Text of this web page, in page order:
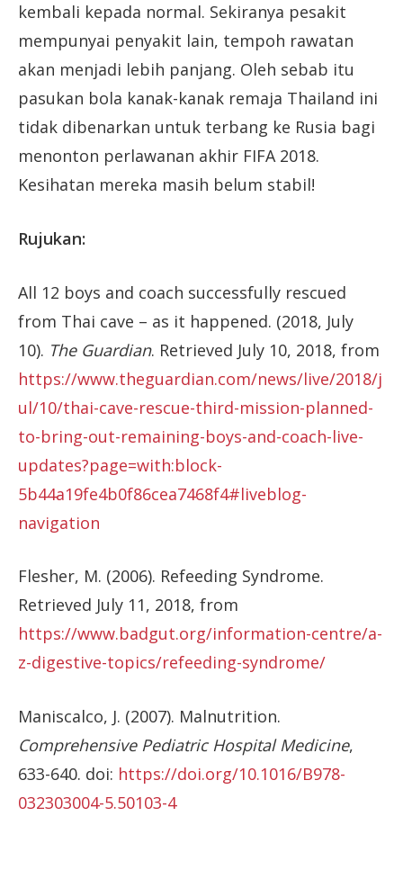
kembali kepada normal. Sekiranya pesakit
mempunyai penyakit lain, tempoh rawatan
akan menjadi lebih panjang. Oleh sebab itu
pasukan bola kanak-kanak remaja Thailand ini
tidak dibenarkan untuk terbang ke Rusia bagi
menonton perlawanan akhir FIFA 2018.
Kesihatan mereka masih belum stabil!
Rujukan:
All 12 boys and coach successfully rescued
from Thai cave – as it happened. (2018, July
10). The Guardian. Retrieved July 10, 2018, from
https://www.theguardian.com/news/live/2018/j
ul/10/thai-cave-rescue-third-mission-planned-
to-bring-out-remaining-boys-and-coach-live-
updates?page=with:block-
5b44a19fe4b0f86cea7468f4#liveblog-
navigation
Flesher, M. (2006). Refeeding Syndrome.
Retrieved July 11, 2018, from
https://www.badgut.org/information-centre/a-
z-digestive-topics/refeeding-syndrome/
Maniscalco, J. (2007). Malnutrition.
Comprehensive Pediatric Hospital Medicine,
633-640. doi: https://doi.org/10.1016/B978-
032303004-5.50103-4